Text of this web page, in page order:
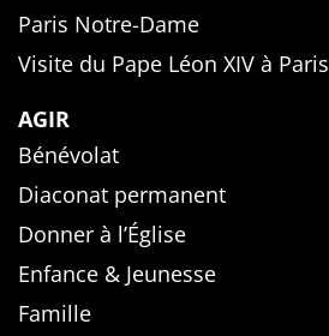
Paris Notre-Dame
Visite du Pape Léon XIV à Paris
AGIR
Bénévolat
Diaconat permanent
Donner à l’Église
Enfance & Jeunesse
Famille